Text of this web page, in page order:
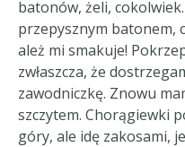
batonów, żeli,
przepysznym batonem,
ależ mi smakuje!
zwłaszcza, że
zawodniczkę. Znowu
szczytem. Chorągiewki
góry, ale idę zakosami,